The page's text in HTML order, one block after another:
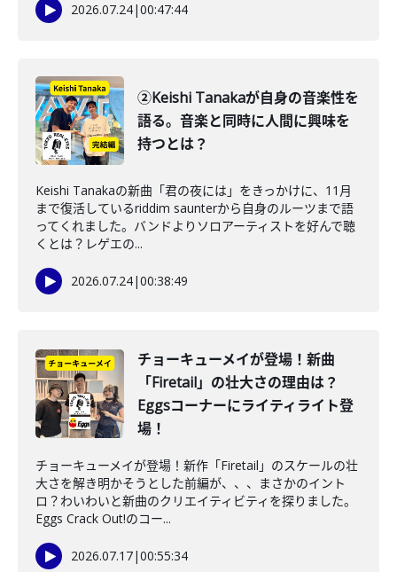
2026.07.24|00:47:44
②Keishi Tanakaが自身の音楽性を
語る。音楽と同時に人間に興味を
持つとは？
Keishi Tanakaの新曲「君の夜には」をきっかけに、11月
まで復活しているriddim saunterから自身のルーツまで語
ってくれました。バンドよりソロアーティストを好んで聴
くとは？レゲエの...
2026.07.24|00:38:49
チョーキューメイが登場！新曲
「Firetail」の壮大さの理由は？
Eggsコーナーにライティライト登
場！
チョーキューメイが登場！新作「Firetail」のスケールの壮
大さを解き明かそうとした前編が、、、まさかのイント
ロ？わいわいと新曲のクリエイティビティを探りました。
Eggs Crack Out!のコー...
2026.07.17|00:55:34